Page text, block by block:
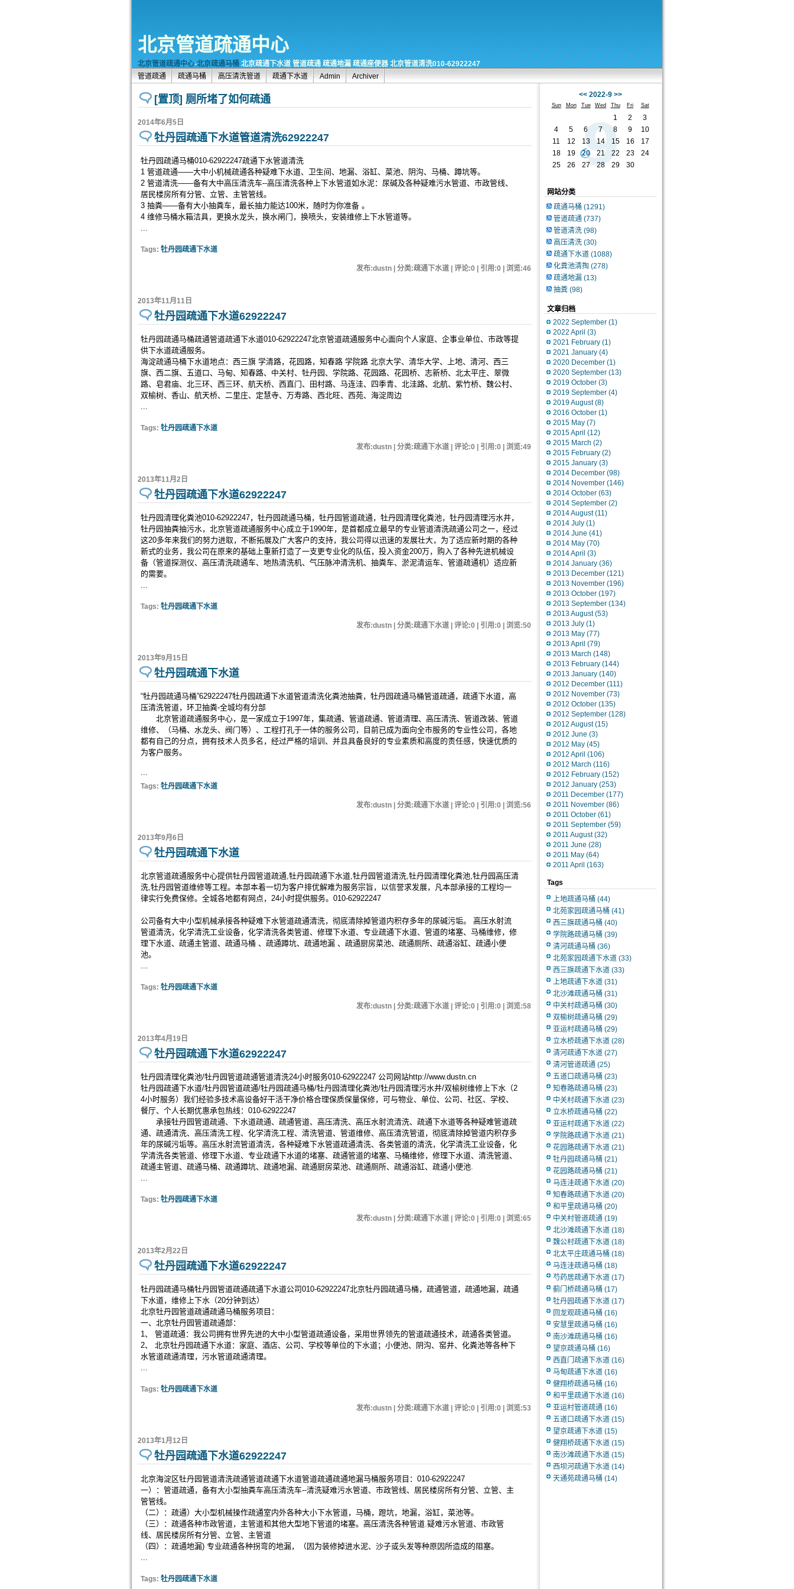
北京管道疏通中心
北京管道疏通中心-北京疏通马桶北京疏通下水道 管道疏通 疏通地漏 疏通座便器 北京管道清洗010-62922247
管道疏通
疏通马桶 高压清洗管道 疏通下水道 Admin Archiver
[置顶] 厕所堵了如何疏通
2014年6月5日
牡丹园疏通下水道管道清洗62922247
牡丹园疏通马桶010-62922247疏通下水管道清洗
1 管道疏通——大中小机械疏通各种疑难下水道、卫生间、地漏、浴缸、菜池、阴沟、马桶、蹲坑等。
2 管道清洗——备有大中高压清洗车--高压清洗各种上下水管道如水泥：尿碱及各种疑难污水管道、市政管线、
居民楼房所有分管、立管、主管管线。
3 抽粪——备有大小抽粪车，最长抽力能达100米，随时为你准备 。
4 维修马桶水箱洁具，更换水龙头，换水闸门，换喷头，安装维修上下水管道等。
...
Tags: 牡丹园疏通下水道
发布:dustn | 分类:疏通下水道 | 评论:0 | 引用:0 | 浏览:46
2013年11月11日
牡丹园疏通下水道62922247
牡丹园疏通马桶疏通管道疏通下水道010-62922247北京管道疏通服务中心面向个人家庭、企事业单位、市政等提
供下水道疏通服务。
海淀疏通马桶下水道地点：西三旗 学清路，花园路，知春路 学院路 北京大学、清华大学、上地、清河、西三
旗、西二旗、五道口、马甸、知春路、中关村、牡丹园、学院路、花园路、花园桥、志新桥、北太平庄、翠微
路、皂君庙、北三环、西三环、航天桥、西直门、田村路、马连洼、四季青、北洼路、北航、紫竹桥、魏公村、
双榆树、香山、航天桥、二里庄、定慧寺、万寿路、西北旺、西苑、海淀周边
...
Tags: 牡丹园疏通下水道
发布:dustn | 分类:疏通下水道 | 评论:0 | 引用:0 | 浏览:49
2013年11月2日
牡丹园疏通下水道62922247
牡丹园清理化粪池010-62922247，牡丹园疏通马桶，牡丹园管道疏通，牡丹园清理化粪池，牡丹园清理污水井，
牡丹园抽粪抽污水，北京管道疏通服务中心成立于1990年，是首都成立最早的专业管道清洗疏通公司之一，经过
这20多年来我们的努力进取，不断拓展及广大客户的支持，我公司得以迅速的发展壮大，为了适应新时期的各种
新式的业务，我公司在原来的基础上重新打造了一支更专业化的队伍，投入资金200万，购入了各种先进机械设
备（管道探测仪、高压清洗疏通车、地热清洗机、气压脉冲清洗机、抽粪车、淤泥清运车、管道疏通机）适应新
的需要。
...
Tags: 牡丹园疏通下水道
发布:dustn | 分类:疏通下水道 | 评论:0 | 引用:0 | 浏览:50
2013年9月15日
牡丹园疏通下水道
“牡丹园疏通马桶”62922247牡丹园疏通下水道管道清洗化粪池抽粪，牡丹园疏通马桶管道疏通，疏通下水道，高
压清洗管道，环卫抽粪-全城均有分部
北京管道疏通服务中心，是一家成立于1997年，集疏通、管道疏通、管道清理、高压清洗、管道改装、管道
维修、（马桶、水龙头、阀门等）、工程打孔于一体的服务公司，目前已成为面向全市服务的专业性公司，各地
都有自己的分点，拥有技术人员多名，经过严格的培训、并且具备良好的专业素质和高度的责任感，快速优质的
为客户服务。
...
Tags: 牡丹园疏通下水道
发布:dustn | 分类:疏通下水道 | 评论:0 | 引用:0 | 浏览:56
2013年9月6日
牡丹园疏通下水道
北京管道疏通服务中心提供牡丹园管道疏通,牡丹园疏通下水道,牡丹园管道清洗,牡丹园清理化粪池,牡丹园高压清
洗,牡丹园管道维修等工程。本部本着一切为客户排优解难为服务宗旨，以信誉求发展，凡本部承接的工程均一
律实行免费保修。全城各地都有网点，24小时提供服务。010-62922247
公司备有大中小型机械承接各种疑难下水管道疏通清洗，彻底清除掉管道内积存多年的尿碱污垢。 高压水射流
管道清洗，化学清洗工业设备，化学清洗各类管道、修理下水道、专业疏通下水道、管道的堵塞、马桶维修，修
理下水道、疏通主管道、疏通马桶 、疏通蹲坑、疏通地漏 、疏通厨房菜池、疏通厕所、疏通浴缸、疏通小便
池。
...
Tags: 牡丹园疏通下水道
发布:dustn | 分类:疏通下水道 | 评论:0 | 引用:0 | 浏览:58
2013年4月19日
牡丹园疏通下水道62922247
牡丹园清理化粪池/牡丹园管道疏通管道清洗24小时服务010-62922247 公司网站http://www.dustn.cn
牡丹园疏通下水道/牡丹园管道疏通/牡丹园疏通马桶/牡丹园清理化粪池/牡丹园清理污水井/双榆树维修上下水（2
4小时服务）我们经验多技术高设备好干活干净价格合理保质保量保修，可与物业、单位、公司、社区、学校、
餐厅、个人长期优惠承包热线：010-62922247
承接牡丹园管道疏通、下水道疏通、疏通管道、高压清洗、高压水射流清洗、疏通下水道等各种疑难管道疏
通、疏通清洗、高压清洗工程、化学清洗工程、清洗管道、管道维修、高压清洗管道，彻底清除掉管道内积存多
年的尿碱污垢等。高压水射流管道清洗，各种疑难下水管道疏通清洗、各类管道的清洗，化学清洗工业设备，化
学清洗各类管道、修理下水道、专业疏通下水道的堵塞、疏通管道的堵塞、马桶维修，修理下水道、清洗管道、
疏通主管道、疏通马桶、疏通蹲坑、疏通地漏、疏通厨房菜池、疏通厕所、疏通浴缸、疏通小便池.
...
Tags: 牡丹园疏通下水道
发布:dustn | 分类:疏通下水道 | 评论:0 | 引用:0 | 浏览:65
2013年2月22日
牡丹园疏通下水道62922247
牡丹园疏通马桶牡丹园管道疏通疏通下水道公司010-62922247北京牡丹园疏通马桶，疏通管道，疏通地漏，疏通
下水道，维修上下水（20分钟到达）
北京牡丹园管道疏通疏通马桶服务项目：
一、北京牡丹园管道疏通部：
1、 管道疏通：我公司拥有世界先进的大中小型管道疏通设备，采用世界领先的管道疏通技术，疏通各类管道。
2、 北京牡丹园疏通下水道：家庭、酒店、公司、学校等单位的下水道；小便池、阴沟、窑井、化粪池等各种下
水管道疏通清理，污水管道疏通清理。
...
Tags: 牡丹园疏通下水道
发布:dustn | 分类:疏通下水道 | 评论:0 | 引用:0 | 浏览:53
2013年1月12日
牡丹园疏通下水道62922247
北京海淀区牡丹园管道清洗疏通管道疏通下水道管道疏通疏通地漏马桶服务项目：010-62922247
一）：管道疏通，备有大小型抽粪车高压清洗车--清洗疑难污水管道、市政管线、居民楼房所有分管、立管、主
管管线。
（二）：疏通）大小型机械操作疏通室内外各种大小下水管道，马桶，蹬坑，地漏，浴缸，菜池等。
（三）：疏通各种市政管道，主管道和其他大型地下管道的堵塞。高压清洗各种管道.疑难污水管道、市政管
线、居民楼房所有分管、立管、主管道
（四）：疏通地漏) 专业疏通各种拐弯的地漏，（因为装修掉进水泥、沙子或头发等种原因所造成的阻塞。
...
Tags: 牡丹园疏通下水道
<< 2022-9 >>
Sun Mon Tue Wed Thu Fri Sat
1 2
3
4
5 6 7 8 9
10
11
12 13 14 15 16
17
18
19 20 21 22 23
24
25
26 27 28 29 30
网站分类
疏通马桶 (1291)
管道疏通 (737)
管道清洗 (98)
高压清洗 (30)
疏通下水道 (1088)
化粪池清掏 (278)
疏通地漏 (13)
抽粪 (98)
文章归档
2022 September (1)
2022 April (3)
2021 February (1)
2021 January (4)
2020 December (1)
2020 September (13)
2019 October (3)
2019 September (4)
2019 August(8)
2016 October (1)
2015 May (7)
2015 April (12)
2015 March (2)
2015 February (2)
2015 January (3)
2014 December (98)
2014 November (146)
2014 October (63)
2014 September (2)
2014 August(11)
2014 July (1)
2014 June (41)
2014 May (70)
2014 April (3)
2014 January (36)
2013 December (121)
2013 November (196)
2013 October (197)
2013 September (134)
2013 August(53)
2013 July (1)
2013 May (77)
2013 April (79)
2013 March (148)
2013 February (144)
2013 January (140)
2012 December (111)
2012 November (73)
2012 October (135)
2012 September (128)
2012 August(15)
2012 June (3)
2012 May (45)
2012 April (106)
2012 March (116)
2012 February (152)
2012 January (253)
2011 December (177)
2011 November (86)
2011 October (61)
2011 September (59)
2011 August(32)
2011 June (28)
2011 May (64)
2011 April (163)
Tags
上地疏通马桶 (44)
北苑家园疏通马桶 (41)
西三旗疏通马桶 (40)
学院路疏通马桶 (39)
清河疏通马桶 (36)
北苑家园疏通下水道 (33)
西三旗疏通下水道 (33)
上地疏通下水道 (31)
北沙滩疏通马桶 (31)
中关村疏通马桶 (30)
双榆树疏通马桶 (29)
亚运村疏通马桶 (29)
立水桥疏通下水道 (28)
清河疏通下水道 (27)
清河管道疏通 (25)
五道口疏通马桶 (23)
知春路疏通马桶 (23)
中关村疏通下水道 (23)
立水桥疏通马桶 (22)
亚运村疏通下水道 (22)
学院路疏通下水道 (21)
花园路疏通下水道 (21)
牡丹园疏通马桶 (21)
花园路疏通马桶 (21)
马连洼疏通下水道 (20)
知春路疏通下水道 (20)
和平里疏通马桶 (20)
中关村管道疏通 (19)
北沙滩疏通下水道 (18)
魏公村疏通下水道 (18)
北太平庄疏通马桶 (18)
马连洼疏通马桶 (18)
芍药居疏通下水道 (17)
蓟门桥疏通马桶 (17)
牡丹园疏通下水道 (17)
回龙观疏通马桶 (16)
安慧里疏通马桶 (16)
南沙滩疏通马桶 (16)
望京疏通马桶 (16)
西直门疏通下水道 (16)
马甸疏通下水道 (16)
健翔桥疏通马桶 (16)
和平里疏通下水道 (16)
亚运村管道疏通 (16)
五道口疏通下水道 (15)
望京疏通下水道 (15)
健翔桥疏通下水道 (15)
南沙滩疏通下水道 (15)
西坝河疏通下水道 (14)
天通苑疏通马桶 (14)